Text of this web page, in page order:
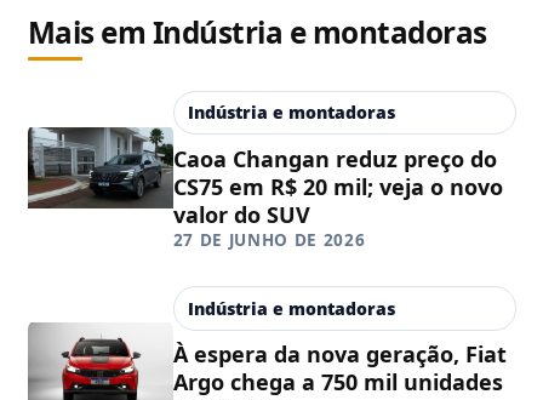
Mais em Indústria e montadoras
Indústria e montadoras
Caoa Changan reduz preço do
CS75 em R$ 20 mil; veja o novo
valor do SUV
27 DE JUNHO DE 2026
Indústria e montadoras
À espera da nova geração, Fiat
Argo chega a 750 mil unidades